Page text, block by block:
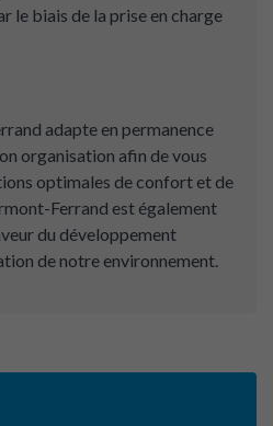
le biais de la prise en charge
adapte en permanence
organisation afin de vous
optimales de confort et de
Ferrand est également
du développement
de notre environnement.